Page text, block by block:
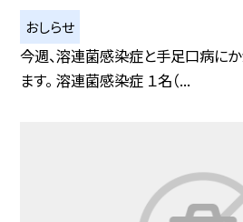
おしらせ
今週、溶連菌感染症と手足口病に
ます。 溶連菌感染症 １名（...